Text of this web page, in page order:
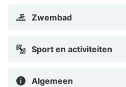
Zwembad
Sport en activiteiten
Algemeen